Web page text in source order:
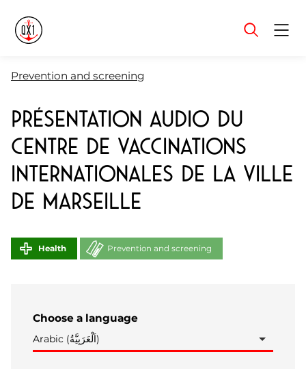
Prevention and screening
Présentation audio du
Centre de Vaccinations
Internationales de la Ville
de Marseille
Health Prevention and screening
Choose a language
Arabic (اَلْعَرَبِيَّةُ)